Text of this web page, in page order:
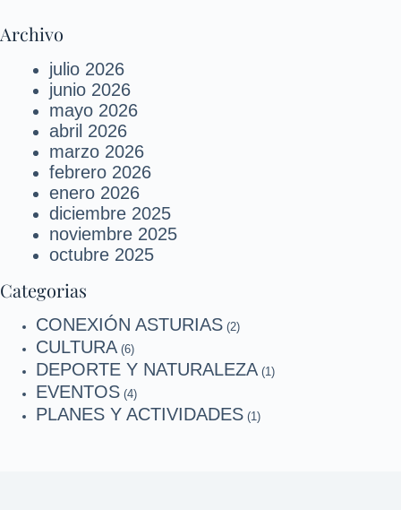
Archivo
julio 2026
junio 2026
mayo 2026
abril 2026
marzo 2026
febrero 2026
enero 2026
diciembre 2025
noviembre 2025
octubre 2025
Categorias
CONEXIÓN ASTURIAS(2)
CULTURA(6)
DEPORTE Y NATURALEZA(1)
EVENTOS(4)
PLANES Y ACTIVIDADES(1)